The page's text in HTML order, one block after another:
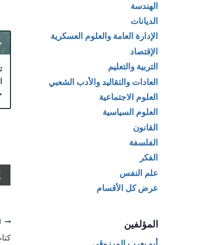
الهندسة
الديانات
الإدارة العامة والعلوم العسكرية
الإقتصاد
التربية والتعليم
العادات والتقاليد والأدب الشعبي
العلوم الاجتماعية
العلوم السياسية
القانون
الفلسفة
الفكر
علم النفس
عرض كل الأقسام
المؤلفين